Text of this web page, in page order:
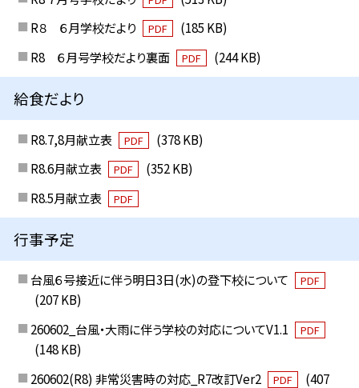
R８ ６月学校だより
PDF
(185 KB)
R8 ６月号学校だより裏面
PDF (244 KB)
給食だより
R8.7,8月献立表 PDF
(378 KB)
R8.6月献立表
PDF
(352 KB)
R8.5月献立表
PDF
行事予定
台風６号接近に伴う明日3日(水)の登下校について PDF
(207 KB)
260602_台風・大雨に伴う学校の対応についてV1.1
PDF
(148 KB)
260602(R8) 非常災害時の対応_R7改訂Ver2
PDF
(407